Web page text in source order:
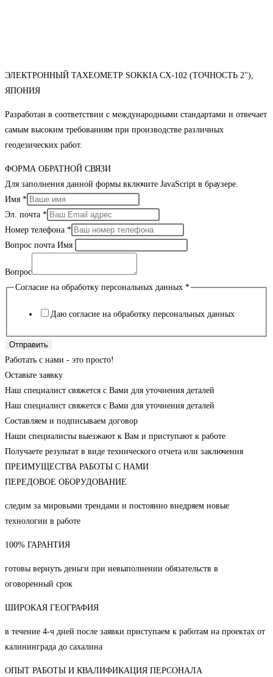
ЭЛЕКТРОННЫЙ ТАХЕОМЕТР SOKKIA CX-102 (ТОЧНОСТЬ 2"),
ЯПОНИЯ
Разработан в соответствии с международными стандартами и отвечает
самым высоким требованиям при производстве различных
геодезических работ.
ФОРМА ОБРАТНОЙ СВЯЗИ
Для заполнения данной формы включите JavaScript в браузере.
Имя *
Эл. почта *
Номер телефона *
Вопрос почта Имя
Вопрос
Согласие на обработку персональных данных *
Даю согласие на обработку персональных данных
Отправить
Работать с нами - это просто!
Оставьте заявку
Наш специалист свяжется с Вами для уточнения деталей
Наш специалист свяжется с Вами для уточнения деталей
Составляем и подписываем договор
Наши специалисты выезжают к Вам и приступают к работе
Получаете результат в виде технического отчета или заключения
ПРЕИМУЩЕСТВА РАБОТЫ С НАМИ
ПЕРЕДОВОЕ ОБОРУДОВАНИЕ
следим за мировыми трендами и постоянно внедряем новые
технологии в работе
100% ГАРАНТИЯ
готовы вернуть деньги при невыполнении обязательств в
оговоренный срок
ШИРОКАЯ ГЕОГРАФИЯ
в течение 4-ч дней после заявки приступаем к работам на проектах от
калининграда до сахалина
ОПЫТ РАБОТЫ И КВАЛИФИКАЦИЯ ПЕРСОНАЛА